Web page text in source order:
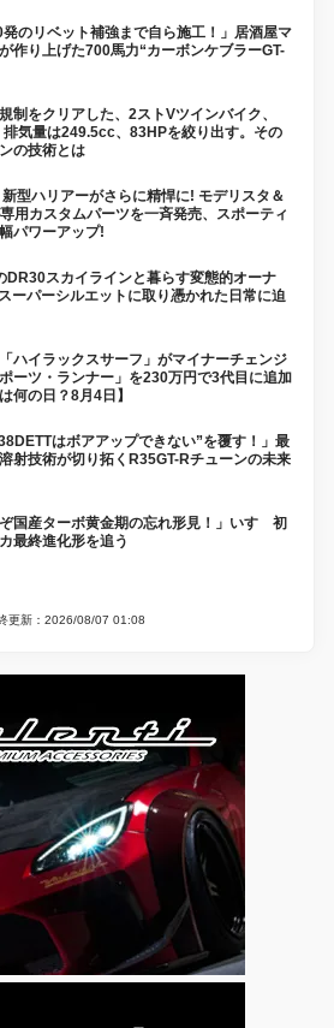
発のリベット補強まで自ら施工！」居酒屋マ
作り上げた700馬力“カーボンケブラーGT-
制をクリアした、2ストVツインバイク、
排気量は249.5cc、83HPを絞り出す。その
の技術とは
新型ハリアーがさらに精悍に! モデリスタ＆
用カスタムパーツを一斉発売、スポーティ
パワーアップ!
DR30スカイラインと暮らす変態的オーナ
ーパーシルエットに取り憑かれた日常に迫
「ハイラックスサーフ」がマイナーチェンジ
ーツ・ランナー」を230万円で3代目に追加
は何の日？8月4日】
はボアアップできない”を覆す！」最
射技術が切り拓くR35GT-Rチューンの未来
ぞ国産ターボ黄金期の忘れ形見！」いすゞ初
最終進化形を追う
更新：2026/08/07 01:08